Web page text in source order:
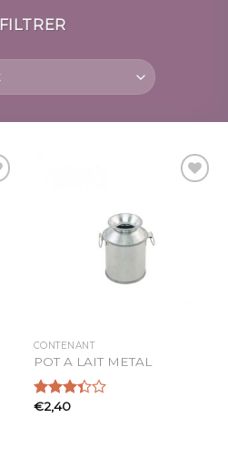
FILTRER
CONTENANT
POT A LAIT METAL
Note
€2,40